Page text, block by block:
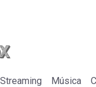
Música